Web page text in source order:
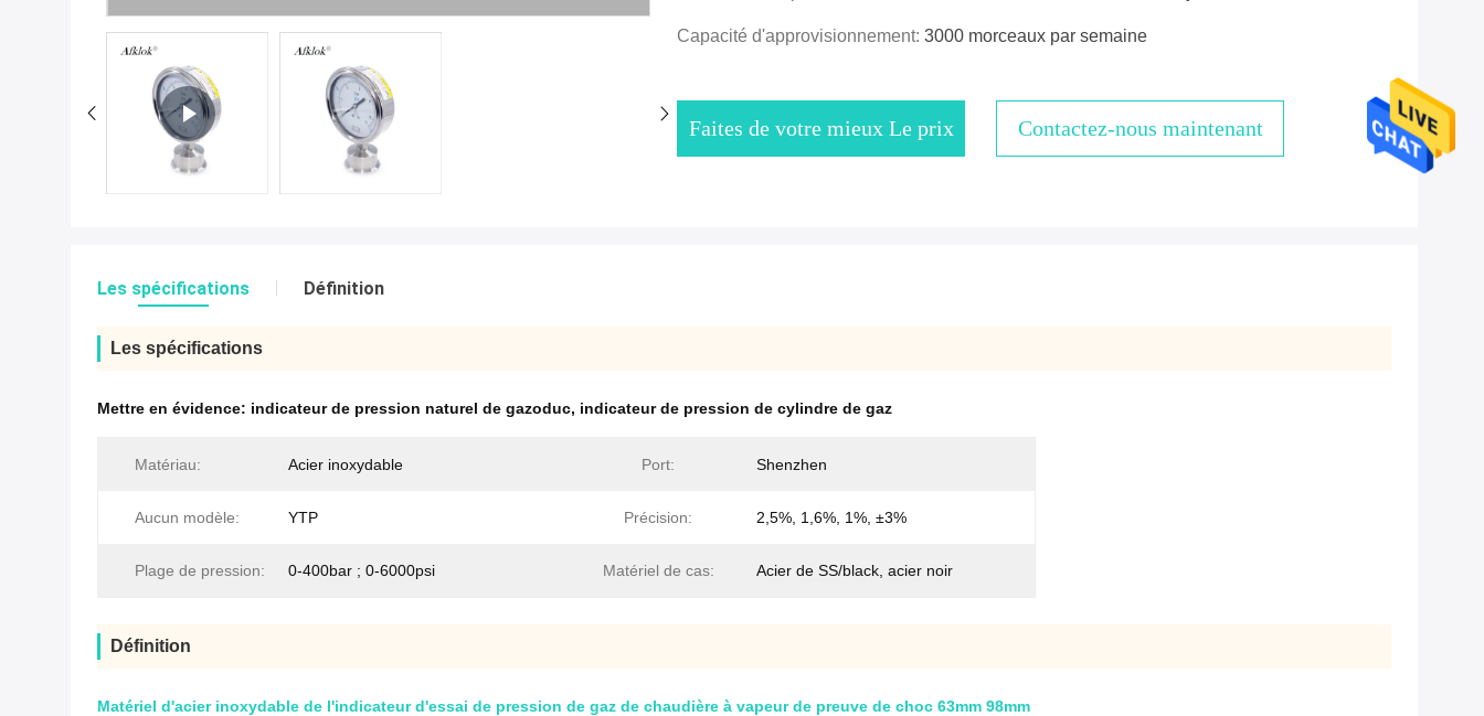
Capacité d'approvisionnement: 3000 morceaux par semaine
Faites de votre mieux Le prix Contactez-nous maintenant
Les spécifications Définition
Les spécifications
Mettre en évidence: indicateur de pression naturel de gazoduc, indicateur de pression de cylindre de gaz
Matériau: Acier inoxydable Port: Shenzhen
Aucun modèle: YTP Précision: 2,5%, 1,6%, 1%, ±3%
Plage de pression: 0-400bar ; 0-6000psi Matériel de cas: Acier de SS/black, acier noir
Définition
Matériel d'acier inoxydable de l'indicateur d'essai de pression de gaz de chaudière à vapeur de preuve de choc 63mm 98mm